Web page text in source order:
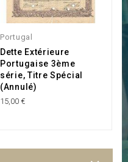
Portugal
Dette Extérieure
Portugaise 3ème
série, Titre Spécial
(Annulé)
15,00 €